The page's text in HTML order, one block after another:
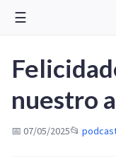
☰
nuestro
📅 07/05/2025📂